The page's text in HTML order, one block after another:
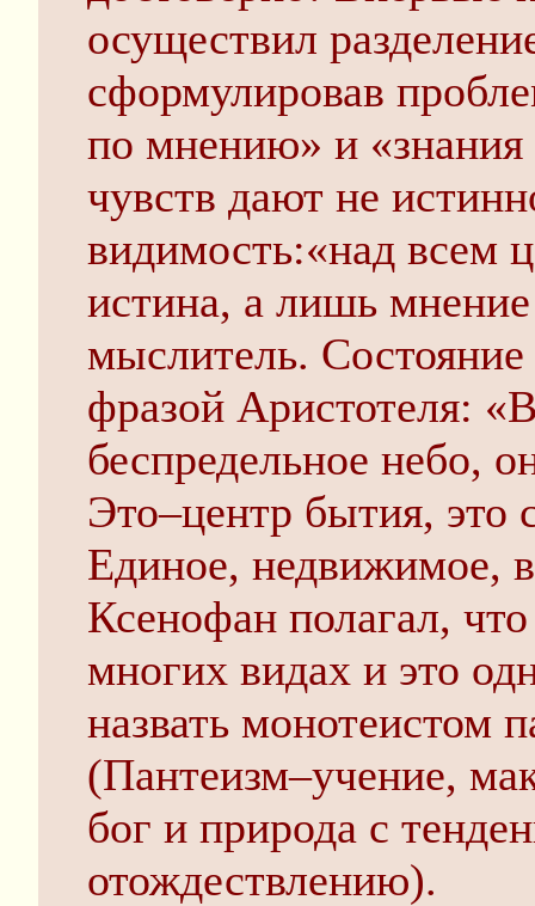
осуществил
сформулировав
по мнению» и «знания
чувств дают не
видимость:«над всем
истина, а лишь
мыслитель.
фразой Аристотеля:
беспредельное небо,
Это–центр бытия, это
Единое, недвижимое,
Ксенофан полагал,
многих видах и это
назвать монотеистом
(Пантеизм–учение,
бог и природа с
отождествлению).